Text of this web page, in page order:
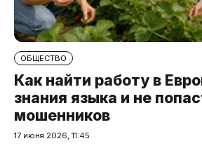
ОБЩЕСТВО
Как найти работу в
знания языка и не
мошенников
17 июня 2026, 11:45